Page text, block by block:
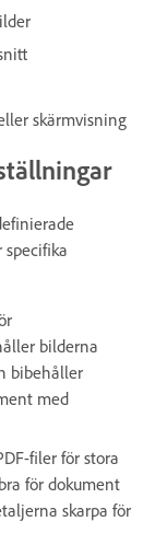
skärmvisning
bilderna
bibehåller
med
filer för stora
för dokument
skarpa för